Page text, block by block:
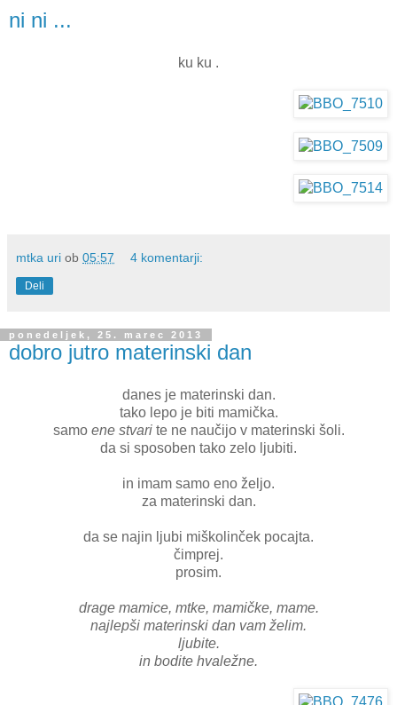
ni ni ...
ku ku .
mtka uri ob 05:57 4 komentarji:
Deli
ponedeljek, 25. marec 2013
dobro jutro materinski dan
danes je materinski dan.
tako lepo je biti mamička.
samo ene stvarite ne naučijo v materinski šoli.
da si sposoben tako zelo ljubiti.
in imam samo eno željo.
za materinski dan.
da se najin ljubi miškolinček pocajta.
čimprej.
prosim.
drage mamice, mtke, mamičke, mame.
najlepši materinski dan vam želim.
ljubite.
in bodite hvaležne.